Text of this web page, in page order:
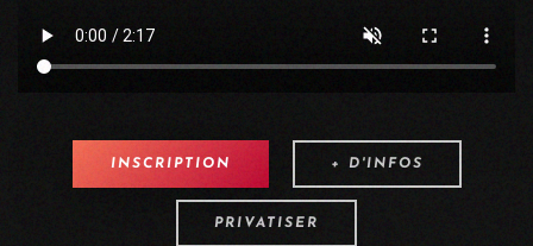
INSCRIPTION + D'INFOS
PRIVATISER